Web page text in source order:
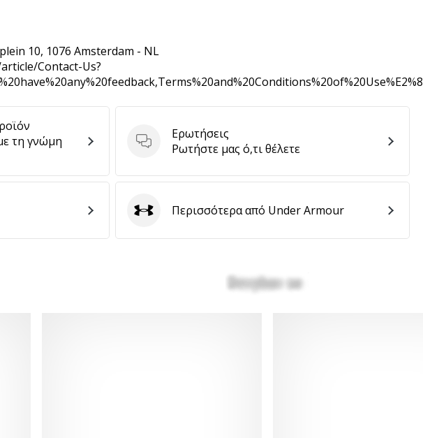
10, 1076 Amsterdam - NL
Contact-Us?
τη γνώμη
Ερωτήσεις
Ερωτήσεις
Ρωτήστε μας ό,τι θέλετε
Under Armour
Περισσότερα από Under Armour